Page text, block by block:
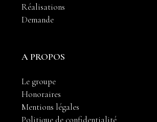
Réalisations
Demande
A PROPOS
Le groupe
Honoraires
Mentions légales
Politique de confidentialité